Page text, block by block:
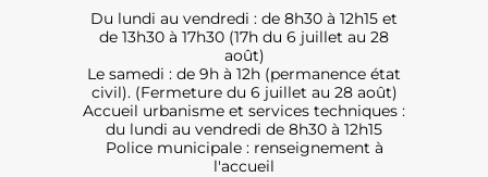
Du lundi au vendredi : de 8h30 à 12h15 et
de 13h30 à 17h30 (17h du 6 juillet au 28
août)
Le samedi : de 9h à 12h (permanence état
civil). (Fermeture du 6 juillet au 28 août)
Accueil urbanisme et services techniques :
du lundi au vendredi de 8h30 à 12h15
Police municipale : renseignement à
l'accueil